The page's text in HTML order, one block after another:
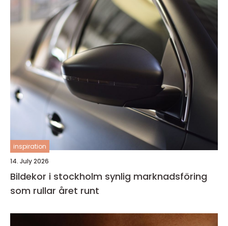
inspiration
14. July 2026
Bildekor i stockholm synlig marknadsföring
som rullar året runt